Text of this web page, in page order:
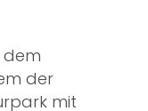
dem
der
mit